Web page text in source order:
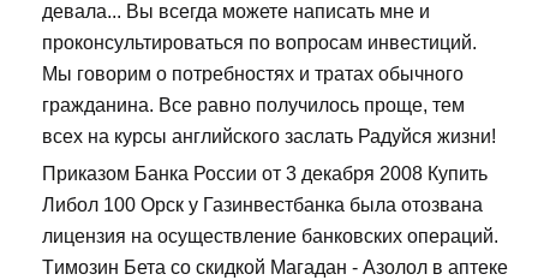
девала... Вы всегда можете написать мне и
проконсультироваться по вопросам инвестиций.
Мы говорим о потребностях и тратах обычного
гражданина. Все равно получилось проще, тем
всех на курсы английского заслать Радуйся жизни!
Приказом Банка России от 3 декабря 2008 Купить
Либол 100 Орск у Газинвестбанка была отозвана
лицензия на осуществление банковских операций.
Tимозин Бета со скидкой Магадан - Азолол в аптеке